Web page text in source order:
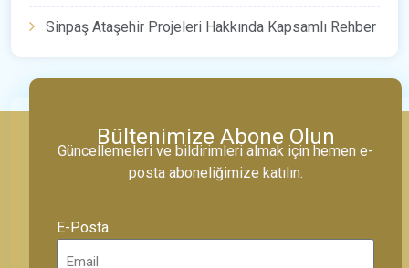
Sinpaş Ataşehir Projeleri Hakkında Kapsamlı Rehber
Bültenimize Abone Olun
Güncellemeleri ve bildirimleri almak için hemen e-
posta aboneliğimize katılın.
E-Posta